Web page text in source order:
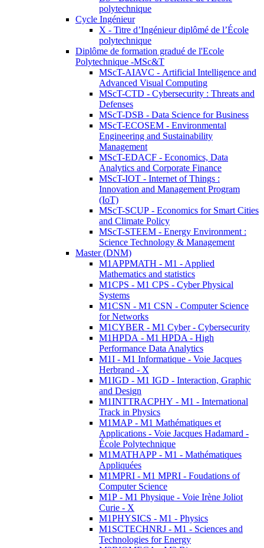
polytechnique
Cycle Ingénieur
X - Titre d’Ingénieur diplômé de l’École
polytechnique
Diplôme de formation gradué de l'Ecole
Polytechnique -MSc&T
MScT-AIAVC - Artificial Intelligence and
Advanced Visual Computing
MScT-CTD - Cybersecurity : Threats and
Defenses
MScT-DSB - Data Science for Business
MScT-ECOSEM - Environmental
Engineering and Sustainability
Management
MScT-EDACF - Economics, Data
Analytics and Corporate Finance
MScT-IOT - Internet of Things :
Innovation and Management Program
(IoT)
MScT-SCUP - Economics for Smart Cities
and Climate Policy
MScT-STEEM - Energy Environment :
Science Technology & Management
Master (DNM)
M1APPMATH - M1 - Applied
Mathematics and statistics
M1CPS - M1 CPS - Cyber Physical
Systems
M1CSN - M1 CSN - Computer Science
for Networks
M1CYBER - M1 Cyber - Cybersecurity
M1HPDA - M1 HPDA - High
Performance Data Analytics
M1I - M1 Informatique - Voie Jacques
Herbrand - X
M1IGD - M1 IGD - Interaction, Graphic
and Design
M1INTTRACPHY - M1 - International
Track in Physics
M1MAP - M1 Mathématiques et
Applications - Voie Jacques Hadamard -
École Polytechnique
M1MATHAPP - M1 - Mathématiques
Appliquées
M1MPRI - M1 MPRI - Foudations of
Computer Science
M1P - M1 Physique - Voie Irène Joliot
Curie - X
M1PHYSICS - M1 - Physics
M1SCTECHNRJ - M1 - Sciences and
Technologies for Energy